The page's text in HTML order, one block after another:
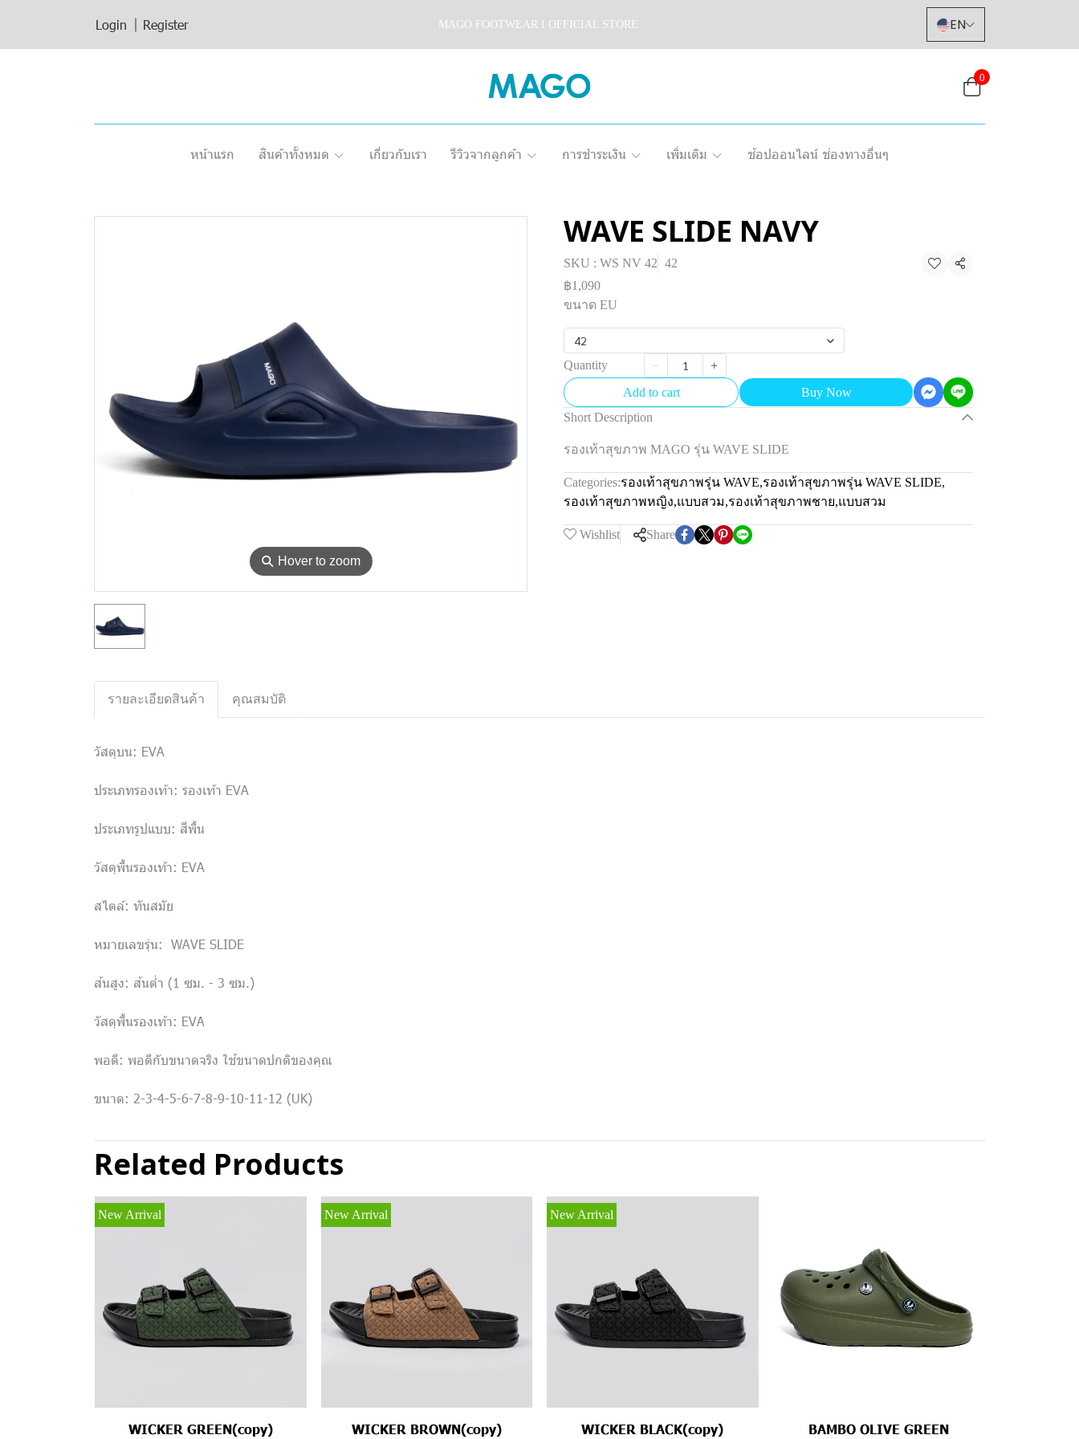
Login Register MAGO FOOTWEAR I OFFICIAL STORE EN
0
หน้าแรก สินค้าทั้งหมด เกี่ยวกับเรา รีวิวจากลูกค้า การชำระเงิน เพิ่มเติม ช้อปออนไลน์ ช่องทางอื่นๆ
⚲ Hover to zoom
WAVE SLIDE NAVY
SKU : WS NV 42 42
Share
฿1,090
ขนาด EU
42
Quantity
Add to cart
Buy Now
Short Description
รองเท้าสุขภาพ MAGO รุ่น WAVE SLIDE
Categories:รองเท้าสุขภาพรุ่น WAVE,รองเท้าสุขภาพรุ่น WAVE SLIDE,
รองเท้าสุขภาพหญิง,แบบสวม,รองเท้าสุขภาพชาย,แบบสวม
Wishlist Share
รายละเอียดสินค้า คุณสมบัติ
วัสดุบน: EVA
ประเภทรองเท้า: รองเท้า EVA
ประเภทรูปแบบ: สีพื้น
วัสดุพื้นรองเท้า: EVA
สไตล์: ทันสมัย
หมายเลขรุ่น: WAVE SLIDE
ส้นสูง: ส้นต่ำ (1 ซม. - 3 ซม.)
วัสดุพื้นรองเท้า: EVA
พอดี: พอดีกับขนาดจริง ใช้ขนาดปกติของคุณ
ขนาด: 2-3-4-5-6-7-8-9-10-11-12 (UK)
Related Products
New Arrival
WICKER GREEN(copy)
New Arrival
WICKER BROWN(copy)
New Arrival
WICKER BLACK(copy) BAMBO OLIVE GREEN